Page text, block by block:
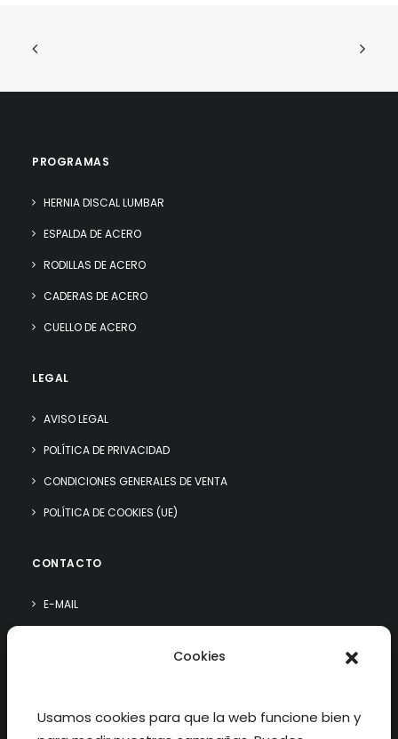
Cookies
Usamos cookies para que la web funcione bien y
PROGRAMAS
HERNIA DISCAL LUMBAR
ESPALDA DE ACERO
RODILLAS DE ACERO
CADERAS DE ACERO
CUELLO DE ACERO
LEGAL
AVISO LEGAL
POLÍTICA DE PRIVACIDAD
CONDICIONES GENERALES DE VENTA
POLÍTICA DE COOKIES (UE)
CONTACTO
E-MAIL